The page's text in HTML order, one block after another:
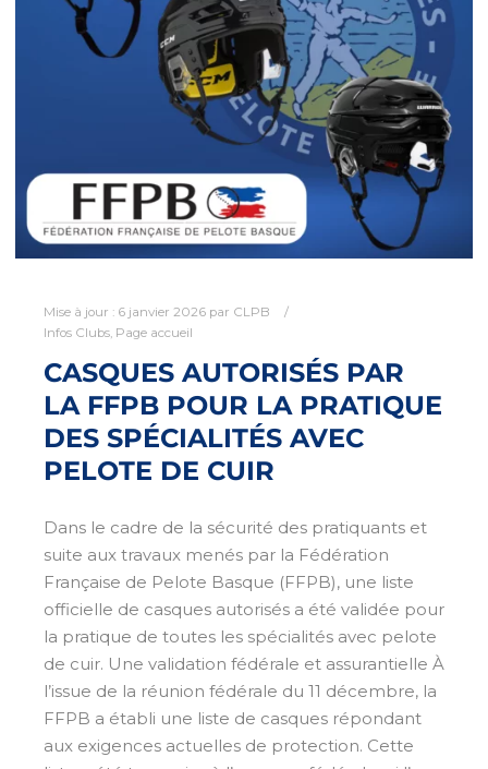
Mise à jour : 6 janvier 2026 par CLPB
Infos Clubs, Page accueil
CASQUES AUTORISÉS PAR
LA FFPB POUR LA PRATIQUE
DES SPÉCIALITÉS AVEC
PELOTE DE CUIR
Dans le cadre de la sécurité des pratiquants et
suite aux travaux menés par la Fédération
Française de Pelote Basque (FFPB), une liste
officielle de casques autorisés a été validée pour
la pratique de toutes les spécialités avec pelote
de cuir. Une validation fédérale et assurantielle À
l’issue de la réunion fédérale du 11 décembre, la
FFPB a établi une liste de casques répondant
aux exigences actuelles de protection. Cette